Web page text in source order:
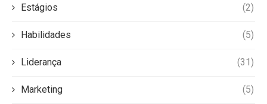
Estágios (2)
Habilidades (5)
Liderança (31)
Marketing (5)